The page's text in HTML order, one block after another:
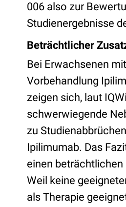
006 also zur
Studienergebnisse
Beträchtlicher
Bei Erwachsenen
Vorbehandlung
zeigen sich, laut
schwerwiegende
zu
Ipilimumab. Das
einen
Weil keine
als Therapie